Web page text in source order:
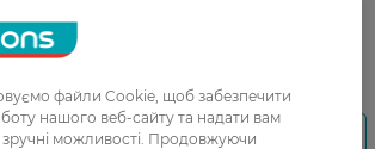
файли Cookie, щоб забезпечити
нашого веб-сайту та надати вам
можливості. Продовжуючи